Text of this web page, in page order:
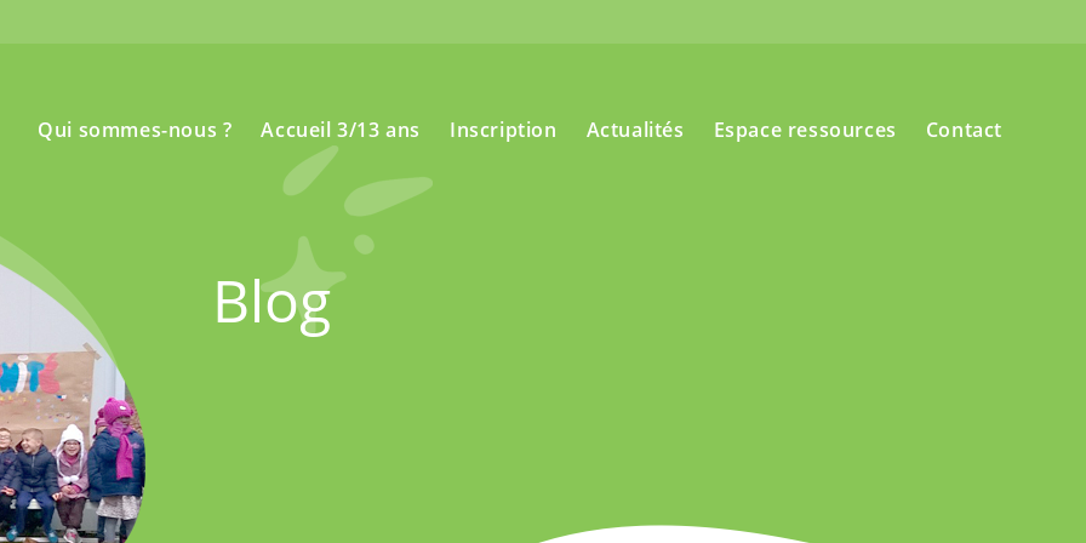
Qui sommes-nous ? Accueil 3/13 ans Inscription Actualités Espace ressources Contact
Blog